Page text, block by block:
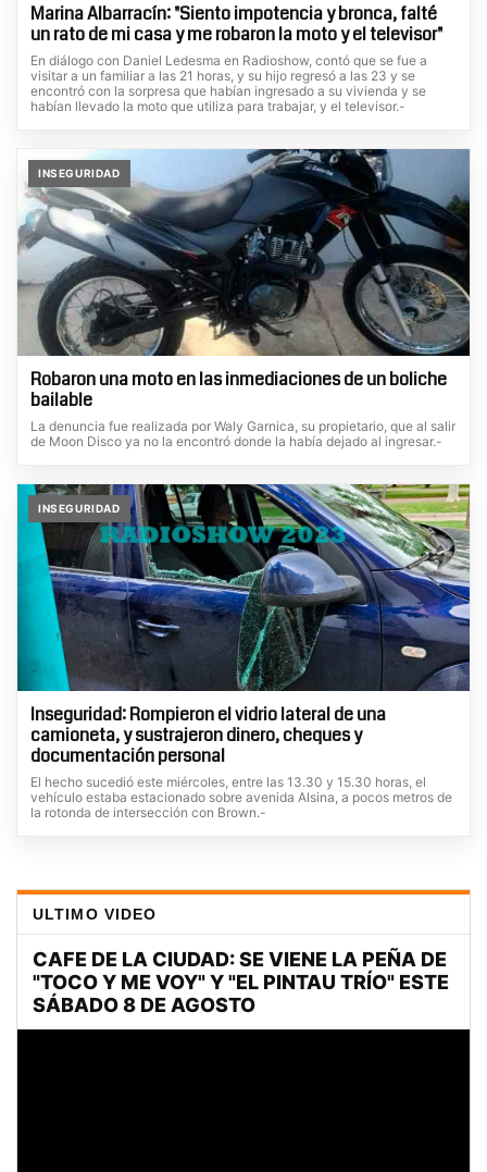
Marina Albarracín: "Siento impotencia y bronca, falté
un rato de mi casa y me robaron la moto y el televisor"
En diálogo con Daniel Ledesma en Radioshow, contó que se fue a
visitar a un familiar a las 21 horas, y su hijo regresó a las 23 y se
encontró con la sorpresa que habían ingresado a su vivienda y se
habían llevado la moto que utiliza para trabajar, y el televisor.-
INSEGURIDAD
Robaron una moto en las inmediaciones de un boliche
bailable
La denuncia fue realizada por Waly Garnica, su propietario, que al salir
de Moon Disco ya no la encontró donde la había dejado al ingresar.-
INSEGURIDAD
Inseguridad: Rompieron el vidrio lateral de una
camioneta, y sustrajeron dinero, cheques y
documentación personal
El hecho sucedió este miércoles, entre las 13.30 y 15.30 horas, el
vehículo estaba estacionado sobre avenida Alsina, a pocos metros de
la rotonda de intersección con Brown.-
ULTIMO VIDEO